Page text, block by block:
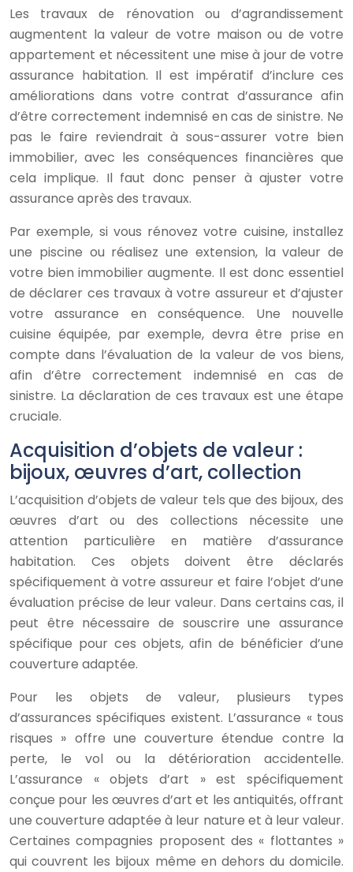
Les travaux de rénovation ou d’agrandissement
augmentent la valeur de votre maison ou de votre
appartement et nécessitent une mise à jour de votre
assurance habitation. Il est impératif d’inclure ces
améliorations dans votre contrat d’assurance afin
d’être correctement indemnisé en cas de sinistre. Ne
pas le faire reviendrait à sous-assurer votre bien
immobilier, avec les conséquences financières que
cela implique. Il faut donc penser à ajuster votre
assurance après des travaux.
Par exemple, si vous rénovez votre cuisine, installez
une piscine ou réalisez une extension, la valeur de
votre bien immobilier augmente. Il est donc essentiel
de déclarer ces travaux à votre assureur et d’ajuster
votre assurance en conséquence. Une nouvelle
cuisine équipée, par exemple, devra être prise en
compte dans l’évaluation de la valeur de vos biens,
afin d’être correctement indemnisé en cas de
sinistre. La déclaration de ces travaux est une étape
cruciale.
Acquisition d’objets de valeur :
bijoux, œuvres d’art, collection
L’acquisition d’objets de valeur tels que des bijoux, des
œuvres d’art ou des collections nécessite une
attention particulière en matière d’assurance
habitation. Ces objets doivent être déclarés
spécifiquement à votre assureur et faire l’objet d’une
évaluation précise de leur valeur. Dans certains cas, il
peut être nécessaire de souscrire une assurance
spécifique pour ces objets, afin de bénéficier d’une
couverture adaptée.
Pour les objets de valeur, plusieurs types
d’assurances spécifiques existent. L’assurance « tous
risques » offre une couverture étendue contre la
perte, le vol ou la détérioration accidentelle.
L’assurance « objets d’art » est spécifiquement
conçue pour les œuvres d’art et les antiquités, offrant
une couverture adaptée à leur nature et à leur valeur.
Certaines compagnies proposent des « flottantes »
qui couvrent les bijoux même en dehors du domicile.